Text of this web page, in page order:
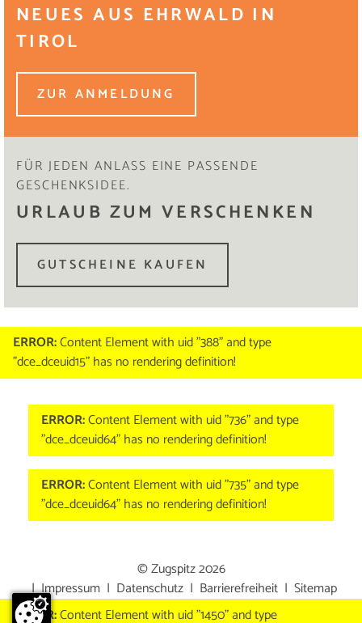
NEUES AUS EHRWALD IN
TIROL
ZUR ANMELDUNG
FÜR JEDEN ANLASS EINE PASSENDE
GESCHENKSIDEE.
URLAUB ZUM VERSCHENKEN
GUTSCHEINE KAUFEN
ERROR:Content Element with uid "388" and type
"dce_dceuid15" has no rendering definition!
ERROR:Content Element with uid "736" and type
"dce_dceuid64" has no rendering definition!
ERROR:Content Element with uid "735" and type
"dce_dceuid64" has no rendering definition!
© Zugspitz 2026
|Impressum | Datenschutz | Barrierefreiheit | Sitemap
ERROR:Content Element with uid "1450" and type